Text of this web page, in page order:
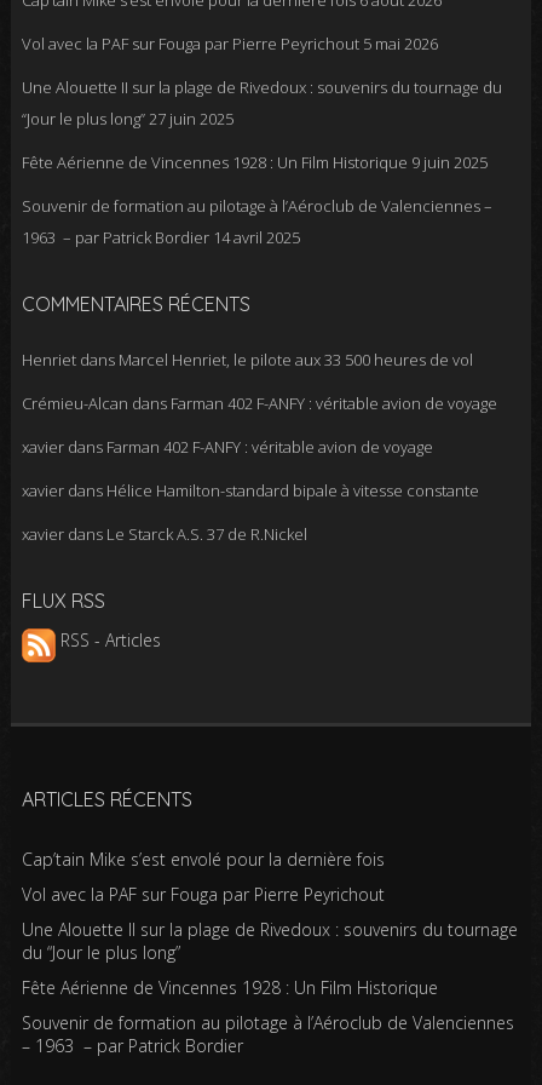
Vol avec la PAF sur Fouga par Pierre Peyrichout 5 mai 2026
Une Alouette II sur la plage de Rivedoux : souvenirs du tournage du
“Jour le plus long”27 juin 2025
Fête Aérienne de Vincennes 1928 : Un Film Historique 9 juin 2025
Souvenir de formation au pilotage à l’Aéroclub de Valenciennes –
1963 – par Patrick Bordier 14 avril 2025
COMMENTAIRES RÉCENTS
Henrietdans Marcel Henriet, le pilote aux 33 500 heures de vol
Crémieu-Alcan dans Farman 402 F-ANFY : véritable avion de voyage
xavierdans Farman 402 F-ANFY : véritable avion de voyage
xavierdans Hélice Hamilton-standard bipale à vitesse constante
xavierdans Le Starck A.S. 37 de R.Nickel
FLUX RSS
RSS - Articles
ARTICLES RÉCENTS
Cap’tain Mike s’est envolé pour la dernière fois
Vol avec la PAF sur Fouga par Pierre Peyrichout
Une Alouette II sur la plage de Rivedoux : souvenirs du tournage
du “Jour le plus long”
Fête Aérienne de Vincennes 1928 : Un Film Historique
Souvenir de formation au pilotage à l’Aéroclub de Valenciennes
– 1963 – par Patrick Bordier